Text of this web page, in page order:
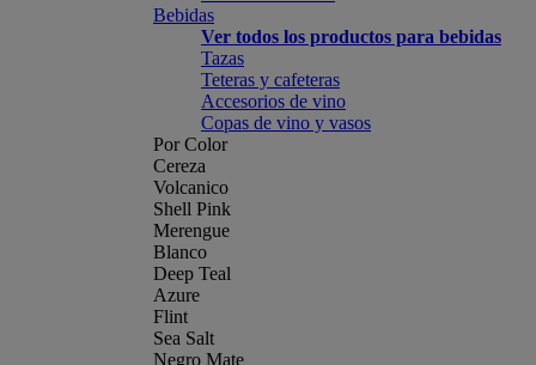
Bebidas
Ver todos los productos para bebidas
Tazas
Teteras y cafeteras
Accesorios de vino
Copas de vino y vasos
Por Color
Cereza
Volcanico
Shell Pink
Merengue
Blanco
Deep Teal
Azure
Flint
Sea Salt
Negro Mate